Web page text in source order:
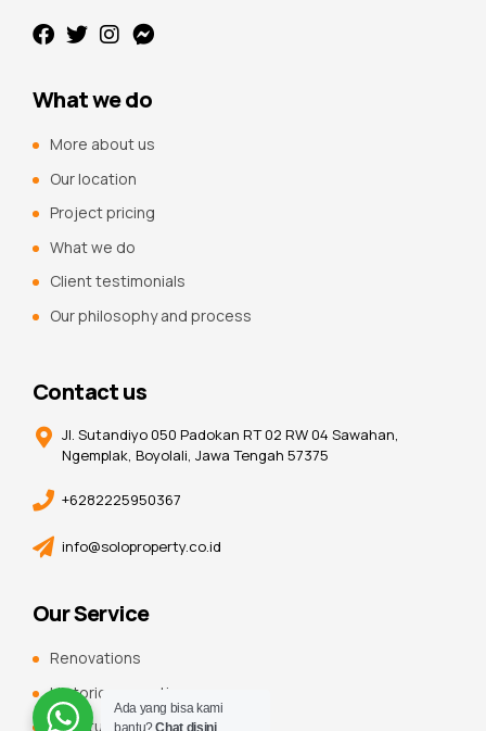
What we do
More about us
Our location
Project pricing
What we do
Client testimonials
Our philosophy and process
Contact us
Jl. Sutandiyo 050 Padokan RT 02 RW 04 Sawahan,
Ngemplak, Boyolali, Jawa Tengah 57375
+6282225950367
info@soloproperty.co.id
Our Service
Renovations
Historic renovations
Constuction additions
Ada yang bisa kami
bantu?Chat disini